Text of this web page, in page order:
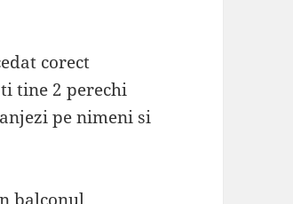
corect
tine 2 perechi
pe nimeni si